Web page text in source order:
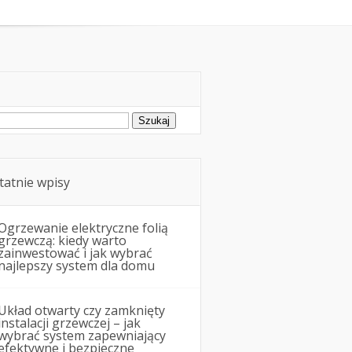
wpisy
elektryczne folią
kiedy warto
i jak wybrać
system dla domu
otwarty czy zamknięty
grzewczej – jak
system zapewniający
i bezpieczne